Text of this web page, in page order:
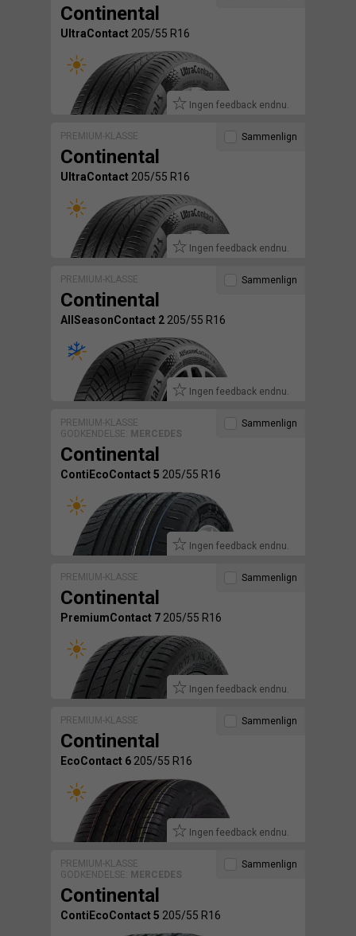
Continental
UltraContact 205/55 R16
Ingen feedback endnu.
PREMIUM-KLASSE
Continental
UltraContact 205/55 R16
Ingen feedback endnu.
Sammenlign
PREMIUM-KLASSE
Continental
AllSeasonContact 2 205/55 R16
Ingen feedback endnu.
Sammenlign
PREMIUM-KLASSE
GODKENDELSE:
MERCEDES
Continental
ContiEcoContact 5 205/55 R16
Ingen feedback endnu.
Sammenlign
PREMIUM-KLASSE
Continental
PremiumContact 7 205/55 R16
Ingen feedback endnu.
Sammenlign
PREMIUM-KLASSE
Continental
EcoContact 6 205/55 R16
Ingen feedback endnu.
Sammenlign
PREMIUM-KLASSE
GODKENDELSE:
MERCEDES
Continental
ContiEcoContact 5 205/55 R16
Sammenlign